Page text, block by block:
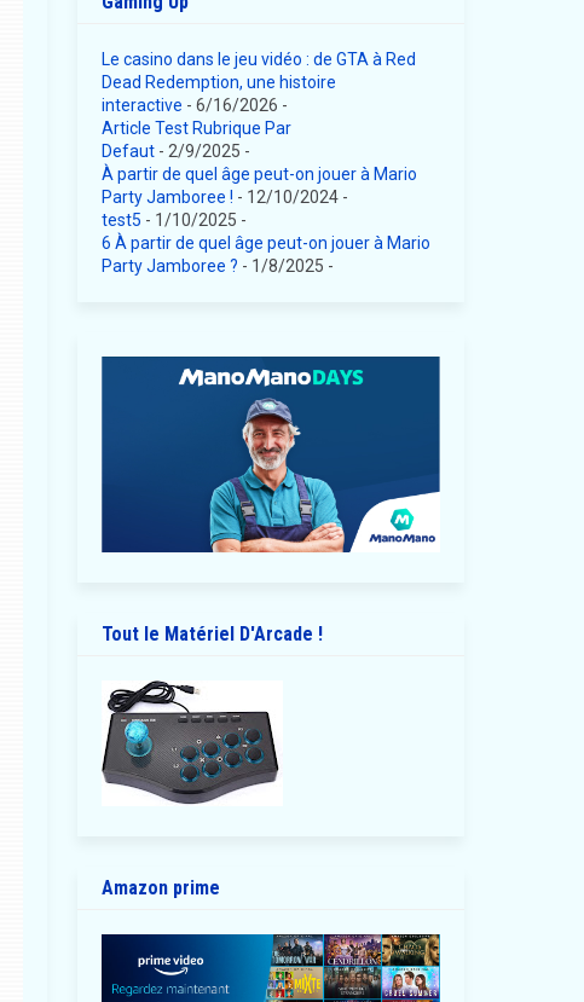
Le casino dans le jeu vidéo : de GTA à Red
Dead Redemption, une histoire
interactive - 6/16/2026 -
Article Test Rubrique Par
Defaut- 2/9/2025 -
À partir de quel âge peut-on jouer à Mario
Party Jamboree ! - 12/10/2024-
test5 - 1/10/2025 -
6 À partir de quel âge peut-on jouer à Mario
Party Jamboree ? - 1/8/2025 -
Tout le Matériel D'Arcade !
Amazon prime